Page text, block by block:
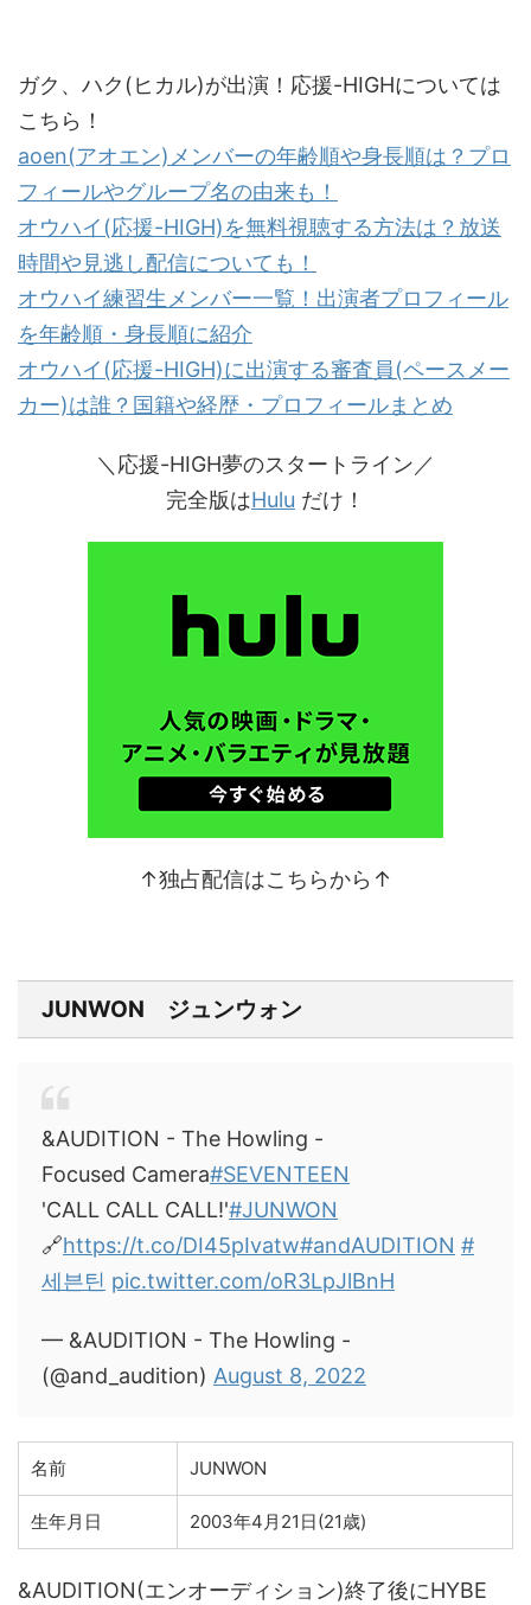
ガク、ハク(ヒカル)が出演！応援-HIGHについては
こちら！
aoen(アオエン)メンバーの年齢順や身長順は？プロ
フィールやグループ名の由来も！
オウハイ(応援-HIGH)を無料視聴する方法は？放送
時間や見逃し配信についても！
オウハイ練習生メンバー一覧！出演者プロフィール
を年齢順・身長順に紹介
オウハイ(応援-HIGH)に出演する審査員(ペースメー
カー)は誰？国籍や経歴・プロフィールまとめ
＼応援-HIGH夢のスタートライン／
完全版はHulu だけ！
↑独占配信はこちらから↑
JUNWON ジュンウォン
&AUDITION - The Howling -
Focused Camera#SEVENTEEN
'CALL CALL CALL!'#JUNWON
🔗https://t.co/DI45pIvatw#andAUDITION #
세븐틴 pic.twitter.com/oR3LpJlBnH
— &AUDITION - The Howling -
(@and_audition) August 8, 2022
名前 JUNWON
生年月日 2003年4月21日(21歳)
&AUDITION(エンオーディション)終了後にHYBE